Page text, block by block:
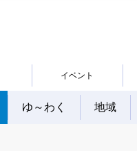
イベント
ゆ～わく 地域